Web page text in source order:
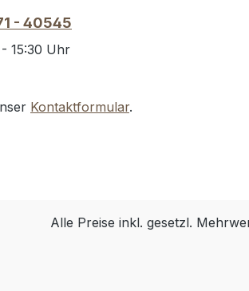
- 40545
15:30 Uhr
Kontaktformular.
Alle Preise inkl. gesetzl.